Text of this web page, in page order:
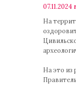
07.11.2024
На
На это из